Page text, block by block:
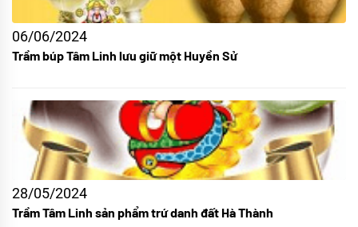
06/06/2024
Trầm búp Tâm Linh lưu giữ một Huyền Sử
28/05/2024
Trầm Tâm Linh sản phẩm trứ danh đất Hà Thành